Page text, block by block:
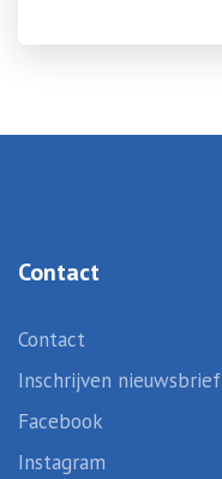
Contact
Contact
Inschrijven nieuwsbrief
Facebook
Instagram